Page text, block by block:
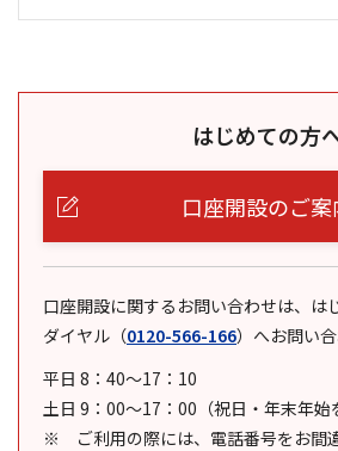
はじめての方
口座開設のご案
口座開設に関するお問い合わせは、は
ダイヤル （0120-566-166） へお問い
平日 8：40～17：10
土日 9：00～17：00（祝日・年末年始
ご利用の際には、電話番号をお間